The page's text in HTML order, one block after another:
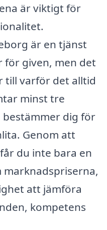
är viktigt för
är en tjänst
för given, men det
till varför det alltid
minst tre
dig för
Genom att
du inte bara en
att jämföra
kompetens